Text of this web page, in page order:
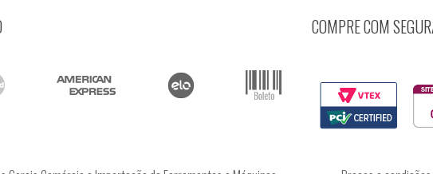
COMPRE COM